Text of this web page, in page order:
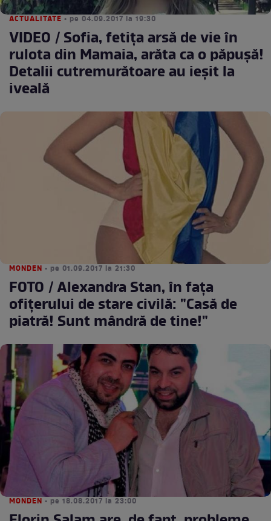
ACTUALITATE • pe 04.09.2017 la 19:30
VIDEO / Sofia, fetița arsă de vie în
rulota din Mamaia, arăta ca o păpușă!
Detalii cutremurătoare au ieșit la
iveală
MONDEN • pe 01.09.2017 la 21:30
FOTO / Alexandra Stan, în faţa
ofiţerului de stare civilă: "Casă de
piatră! Sunt mândră de tine!"
MONDEN • pe 18.08.2017 la 23:00